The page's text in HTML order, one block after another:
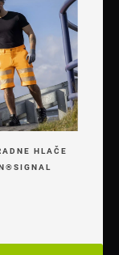
HLAČE